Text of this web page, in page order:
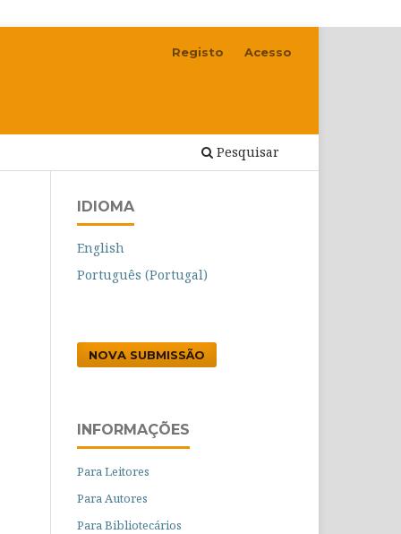
Pesquisar
Registo Acesso
IDIOMA
English
Português (Portugal)
NOVA SUBMISSÃO
INFORMAÇÕES
Para Leitores
Para Autores
Para Bibliotecários